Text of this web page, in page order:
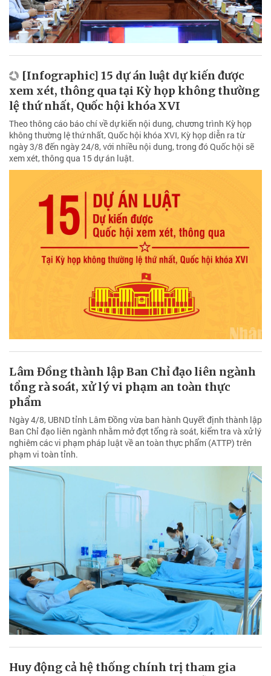
[Infographic] 15 dự án luật dự kiến được
xem xét, thông qua tại Kỳ họp không thường
lệ thứ nhất, Quốc hội khóa XVI
Theo thông cáo báo chí về dự kiến nội dung, chương trình Kỳ họp
không thường lệ thứ nhất, Quốc hội khóa XVI, Kỳ họp diễn ra từ
ngày 3/8 đến ngày 24/8, với nhiều nội dung, trong đó Quốc hội sẽ
xem xét, thông qua 15 dự án luật.
Lâm Đồng thành lập Ban Chỉ đạo liên ngành
tổng rà soát, xử lý vi phạm an toàn thực
phẩm
Ngày 4/8, UBND tỉnh Lâm Đồng vừa ban hành Quyết định thành lập
Ban Chỉ đạo liên ngành nhằm mở đợt tổng rà soát, kiểm tra và xử lý
nghiêm các vi phạm pháp luật về an toàn thực phẩm (ATTP) trên
phạm vi toàn tỉnh.
Huy động cả hệ thống chính trị tham gia